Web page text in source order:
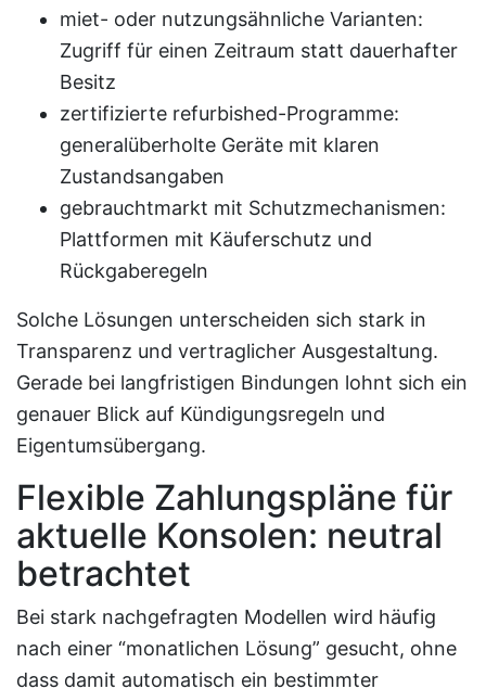
miet- oder nutzungsähnliche Varianten:
Zugriff für einen Zeitraum statt dauerhafter
Besitz
zertifizierte refurbished-Programme:
generalüberholte Geräte mit klaren
Zustandsangaben
gebrauchtmarkt mit Schutzmechanismen:
Plattformen mit Käuferschutz und
Rückgaberegeln
Solche Lösungen unterscheiden sich stark in
Transparenz und vertraglicher Ausgestaltung.
Gerade bei langfristigen Bindungen lohnt sich ein
genauer Blick auf Kündigungsregeln und
Eigentumsübergang.
Flexible Zahlungspläne für
aktuelle Konsolen: neutral
betrachtet
Bei stark nachgefragten Modellen wird häufig
nach einer “monatlichen Lösung” gesucht, ohne
dass damit automatisch ein bestimmter